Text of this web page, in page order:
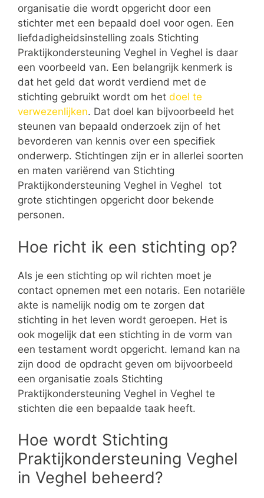
organisatie die wordt opgericht door een
stichter met een bepaald doel voor ogen. Een
liefdadigheidsinstelling zoals Stichting
Praktijkondersteuning Veghel in Veghel is daar
een voorbeeld van. Een belangrijk kenmerk is
dat het geld dat wordt verdiend met de
stichting gebruikt wordt om het doel te
verwezenlijken. Dat doel kan bijvoorbeeld het
steunen van bepaald onderzoek zijn of het
bevorderen van kennis over een specifiek
onderwerp. Stichtingen zijn er in allerlei soorten
en maten variërend van Stichting
Praktijkondersteuning Veghel in Veghel tot
grote stichtingen opgericht door bekende
personen.
Hoe richt ik een stichting op?
Als je een stichting op wil richten moet je
contact opnemen met een notaris. Een notariële
akte is namelijk nodig om te zorgen dat
stichting in het leven wordt geroepen. Het is
ook mogelijk dat een stichting in de vorm van
een testament wordt opgericht. Iemand kan na
zijn dood de opdracht geven om bijvoorbeeld
een organisatie zoals Stichting
Praktijkondersteuning Veghel in Veghel te
stichten die een bepaalde taak heeft.
Hoe wordt Stichting
Praktijkondersteuning Veghel
in Veghel beheerd?